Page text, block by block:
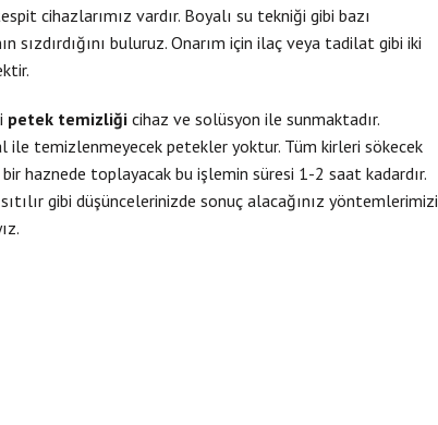
cihazlarımız vardır. Boyalı su tekniği gibi bazı
sızdırdığını buluruz. Onarım için ilaç veya tadilat gibi iki
petek temizliği cihaz ve solüsyon ile sunmaktadır.
ile temizlenmeyecek petekler yoktur. Tüm kirleri sökecek
haznede toplayacak bu işlemin süresi 1-2 saat kadardır.
gibi düşüncelerinizde sonuç alacağınız yöntemlerimizi